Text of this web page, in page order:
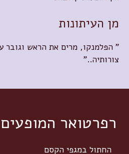
מן העיתונות
" הפלמנקו, מרים את הראש וגובר
צורותיה.."
רפרטואר
החתול במגפי הקסם